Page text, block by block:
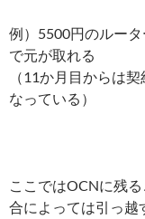
例）5500円のルー
で元が取れる
（11か月目からは
なっている）
ここではOCNに残
合によっては引っ越